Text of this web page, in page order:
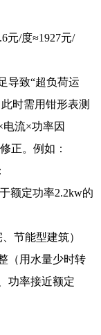
元/度≈1927元/
导致“超负荷运
时需用钳形表测
流×功率因
正。例如：
额定功率2.2kw的
节能型建筑）
（用水量少时转
功率接近额定